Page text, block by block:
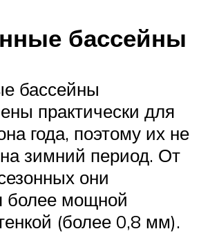
бассейны
бассейны
практически для
года, поэтому их не
зимний период. От
они
более мощной
(более 0,8 мм).